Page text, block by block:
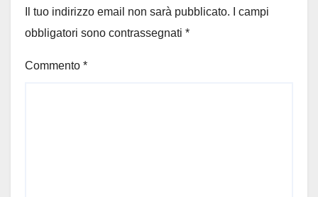
Il tuo indirizzo email non sarà pubblicato.
I campi
obbligatori sono contrassegnati *
Commento *